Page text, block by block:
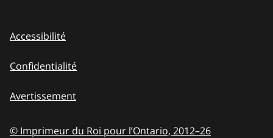
Accessibilité
Confidentialité
Avertissement
© Imprimeur du Roi pour l’Ontario, 2012–26